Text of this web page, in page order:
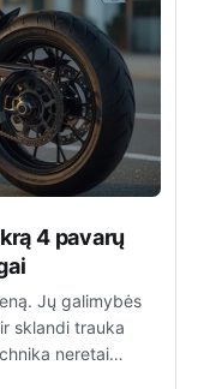
4 pavarų
Jų galimybės
sklandi trauka
neretai…